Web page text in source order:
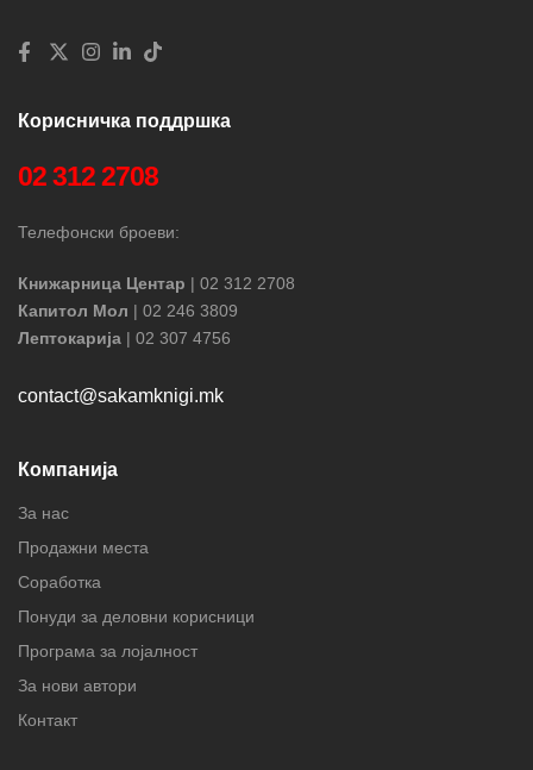
Корисничка поддршка
02 312 2708
Телефонски броеви:
Книжарница Центар | 02 312 2708
Капитол Мол | 02 246 3809
Лептокарија | 02 307 4756
contact@sakamknigi.mk
Компанија
За нас
Продажни места
Соработка
Понуди за деловни корисници
Програма за лојалност
За нови автори
Контакт